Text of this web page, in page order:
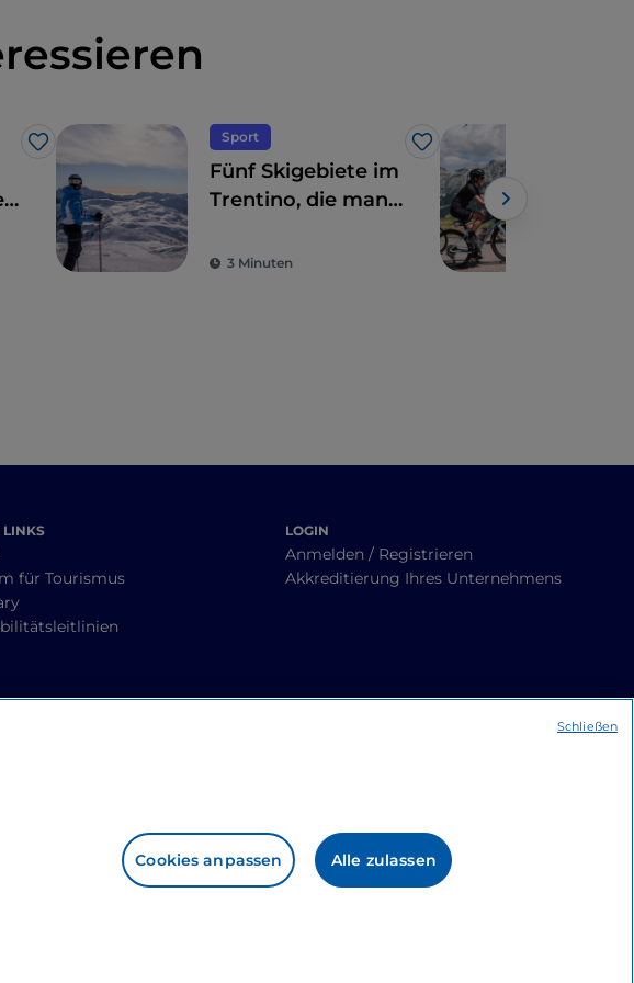
Like
Sport
Like
Fünf Skigebiete im
Trentino, die man
entgehen lassen
3 Minuten
LINKS
für Tourismus
LOGIN
Anmelden / Registrieren
Akkreditierung Ihres Unternehmens
Cookies anpassen Alle zulassen
Schließen